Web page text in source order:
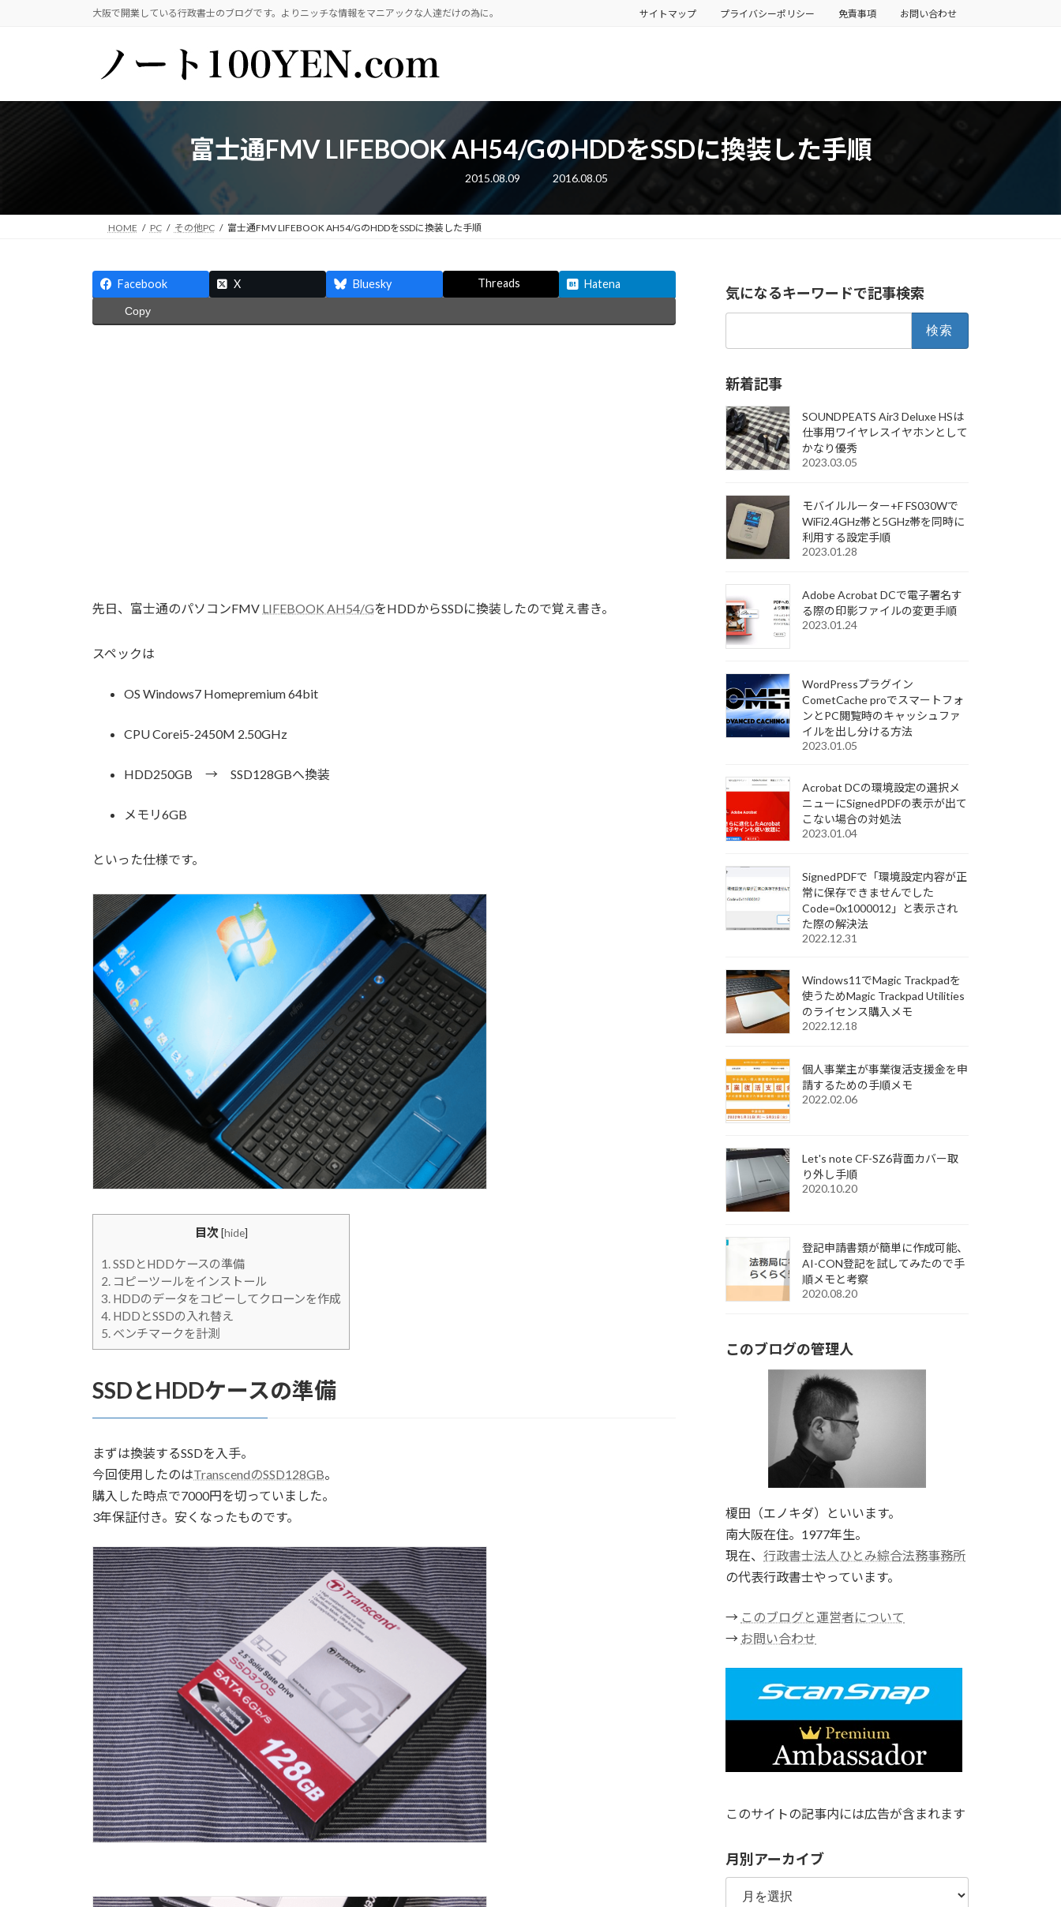
へ
ョ
大阪で開業している行政書士のブログです。よりニッチな情報をマニアックな人達だけの為に。 サイトマップ プライバシーポリシー 免責事項 お問い合わせ
富士通FMV LIFEBOOK AH54/GのHDDをSSDに換装した手順
2015.08.09
最
終
2016.08.05
HOME PC その他PC 富士通FMV LIFEBOOK AH54/GのHDDをSSDに換装した手順
Facebook X Bluesky Threads Hatena
Copy
先日、富士通のパソコンFMV LIFEBOOK AH54/GをHDDからSSDに換装したので覚え書き。
スペックは
OS Windows7 Homepremium 64bit
CPU Corei5-2450M 2.50GHz
HDD250GB → SSD128GBへ換装
メモリ6GB
といった仕様です。
目次 [hide]
1.SSDとHDDケースの準備
2. コピーツールをインストール
3. HDDのデータをコピーしてクローンを作成
4. HDDとSSDの入れ替え
5. ベンチマークを計測
SSDとHDDケースの準備
まずは換装するSSDを入手。
今回使用したのはTranscendのSSD128GB。
購入した時点で7000円を切っていました。
3年保証付き。安くなったものです。
気になるキーワードで記事検索
新着記事
SOUNDPEATS Air3 Deluxe HSは
仕事用ワイヤレスイヤホンとして
かなり優秀
2023.03.05
モバイルルーター+F FS030Wで
WiFi2.4GHz帯と5GHz帯を同時に
利用する設定手順
2023.01.28
Adobe Acrobat DCで電子署名す
る際の印影ファイルの変更手順
2023.01.24
WordPressプラグイン
CometCache proでスマートフォ
ンとPC閲覧時のキャッシュファ
イルを出し分ける方法
2023.01.05
Acrobat DCの環境設定の選択メ
ニューにSignedPDFの表示が出て
こない場合の対処法
2023.01.04
SignedPDFで「環境設定内容が正
常に保存できませんでした
Code=0x1000012」と表示され
た際の解決法
2022.12.31
Windows11でMagic Trackpadを
使うためMagic Trackpad Utilities
のライセンス購入メモ
2022.12.18
個人事業主が事業復活支援金を申
請するための手順メモ
2022.02.06
Let's note CF-SZ6背面カバー取
り外し手順
2020.10.20
登記申請書類が簡単に作成可能、
AI-CON登記を試してみたので手
順メモと考察
2020.08.20
このブログの管理人
榎田（エノキダ）といいます。
南大阪在住。1977年生。
現在、行政書士法人ひとみ綜合法務事務所
の代表行政書士やっています。
→ このブログと運営者について
→ お問い合わせ
このサイトの記事内には広告が含まれます
月別アーカイブ
月